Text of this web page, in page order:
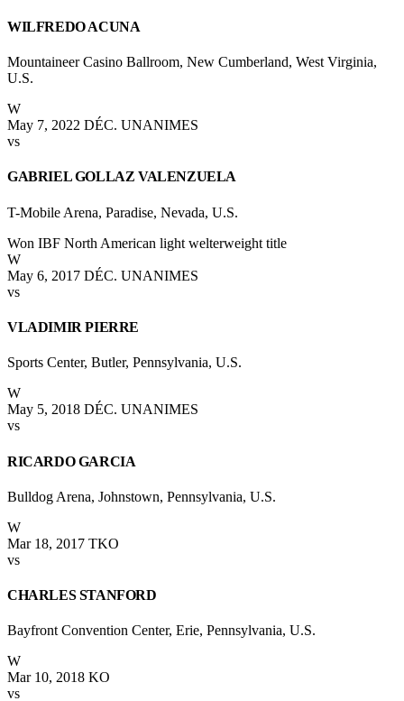
WILFREDO ACUNA
Mountaineer Casino Ballroom, New Cumberland, West Virginia,
U.S.
W
May 7, 2022 DÉC. UNANIMES
vs
GABRIEL GOLLAZ VALENZUELA
T-Mobile Arena, Paradise, Nevada, U.S.
Won IBF North American light welterweight title
W
May 6, 2017 DÉC. UNANIMES
vs
VLADIMIR PIERRE
Sports Center, Butler, Pennsylvania, U.S.
W
May 5, 2018 DÉC. UNANIMES
vs
RICARDO GARCIA
Bulldog Arena, Johnstown, Pennsylvania, U.S.
W
Mar 18, 2017 TKO
vs
CHARLES STANFORD
Bayfront Convention Center, Erie, Pennsylvania, U.S.
W
Mar 10, 2018 KO
vs